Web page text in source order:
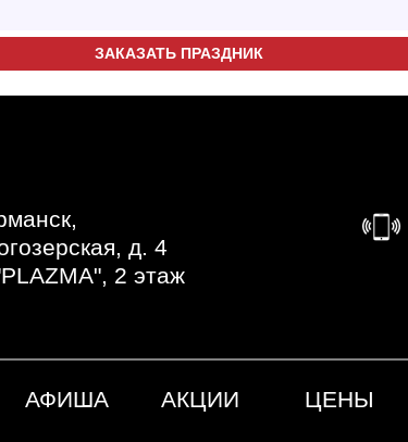
ЗАКАЗАТЬ ПРАЗДНИК
д. 4
2 этаж
ЦЕНЫ
АФИША АКЦИИ